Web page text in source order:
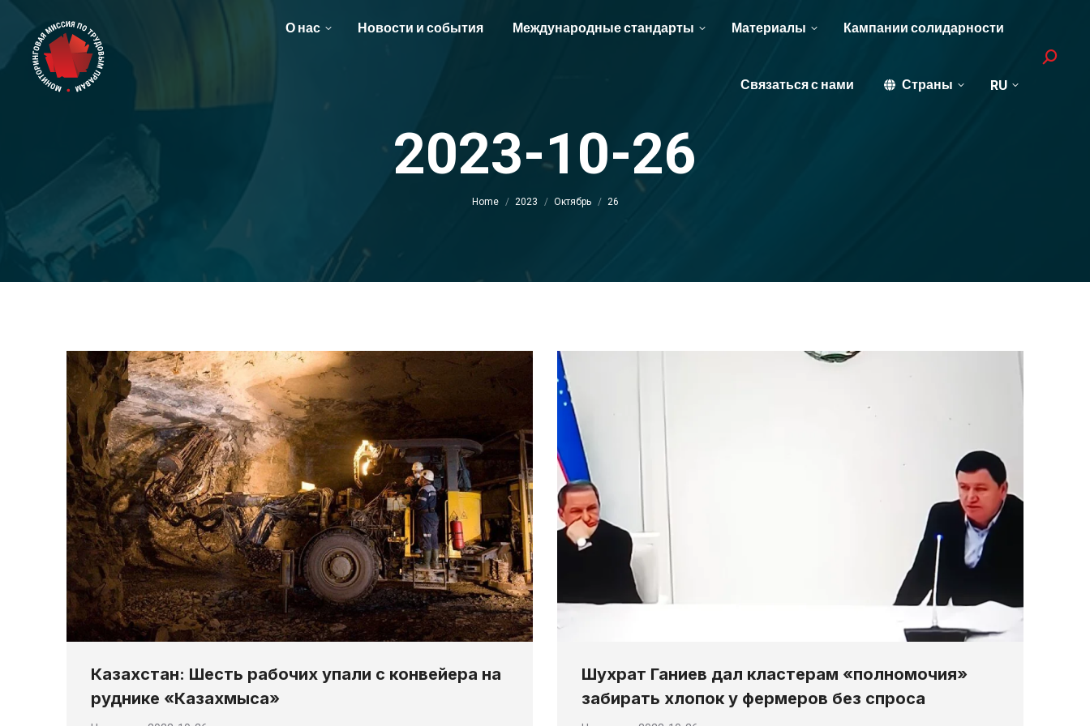
О нас Новости и события Международные стандарты Материалы Кампании солидарности
Связаться с нами Страны RU
Search:
2023-10-26
You are here:
Home 2023 Октябрь 26
Казахстан: Шесть рабочих упали с конвейера на
руднике «Казахмыса»
Шухрат Ганиев дал кластерам «полномочия»
забирать хлопок у фермеров без спроса